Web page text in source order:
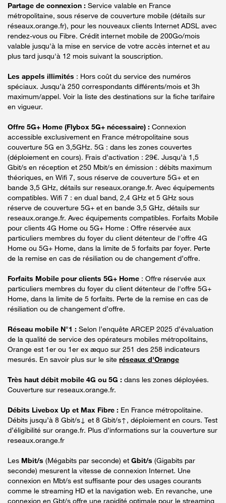
Partage de connexion : Service valable en France
métropolitaine, sous réserve de couverture mobile (détails sur
réseaux.orange.fr), pour les nouveaux clients Internet ADSL avec
rendez-vous ou Fibre. Crédit internet mobile de 200Go/mois
valable jusqu'à la mise en service de votre accès internet et au
plus tard jusqu'à 12 mois suivant la souscription.
Les appels illimités : Hors coût du service des numéros
spéciaux. Jusqu’à 250 correspondants différents/mois et 3h
maximum/appel. Voir la liste des destinations sur la fiche tarifaire
en vigueur.
Offre 5G+ Home (Flybox 5G+ nécessaire) : Connexion
accessible exclusivement en France métropolitaine sous
couverture 5G en 3,5GHz. 5G : dans les zones couvertes
(déploiement en cours). Frais d’activation : 29€. Jusqu’à 1,5
Gbit/s en réception et 250 Mbit/s en émission : débits maximum
théoriques, en Wifi 7, sous réserve de couverture 5G+ et en
bande 3,5 GHz, détails sur reseaux.orange.fr. Avec équipements
compatibles. Wifi 7 : en dual band, 2,4 GHz et 5 GHz sous
réserve de couverture 5G+ et en bande 3,5 GHz, détails sur
reseaux.orange.fr. Avec équipements compatibles. Forfaits Mobile
pour clients 4G Home ou 5G+ Home : Offre réservée aux
particuliers membres du foyer du client détenteur de l'offre 4G
Home ou 5G+ Home, dans la limite de 5 forfaits par foyer. Perte
de la remise en cas de résiliation ou de changement d’offre.
Forfaits Mobile pour clients 5G+ Home : Offre réservée aux
particuliers membres du foyer du client détenteur de l'offre 5G+
Home, dans la limite de 5 forfaits. Perte de la remise en cas de
résiliation ou de changement d’offre.
Réseau mobile N°1 : Selon l’enquête ARCEP 2025 d’évaluation
de la qualité de service des opérateurs mobiles métropolitains,
Orange est 1er ou 1er ex æquo sur 251 des 258 indicateurs
mesurés. En savoir plus sur le site réseaux d'Orange
Très haut débit mobile 4G ou 5G : dans les zones déployées.
Couverture sur reseaux.orange.fr.
Débits Livebox Up et Max Fibre : En France métropolitaine.
Débits jusqu’à 8 Gbit/s↓ et 8 Gbit/s↑, déploiement en cours. Test
d’éligibilité sur orange.fr. Plus d’informations sur la couverture sur
reseaux.orange.fr
Les Mbit/s (Mégabits par seconde) et Gbit/s (Gigabits par
seconde) mesurent la vitesse de connexion Internet. Une
connexion en Mbt/s est suffisante pour des usages courants
comme le streaming HD et la navigation web. En revanche, une
connexion en Gbt/s offre une rapidité optimale pour le streaming